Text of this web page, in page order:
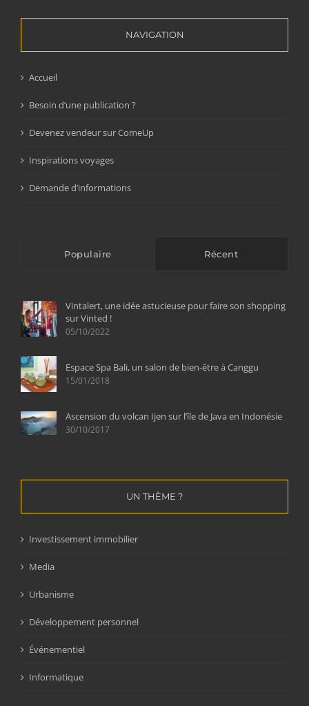
NAVIGATION
Accueil
Besoin d’une publication ?
Devenez vendeur sur ComeUp
Inspirations voyages
Demande d’informations
Populaire Récent
Vintalert, une idée astucieuse pour faire son shopping
sur Vinted !
05/10/2022
Espace Spa Bali, un salon de bien-être à Canggu
15/01/2018
Ascension du volcan Ijen sur l’île de Java en Indonésie
30/10/2017
UN THÈME ?
Investissement immobilier
Media
Urbanisme
Développement personnel
Événementiel
Informatique